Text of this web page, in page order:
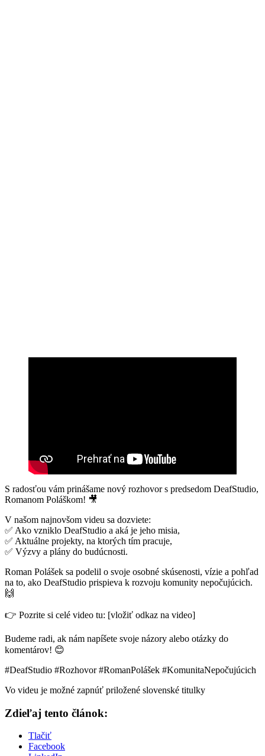
S radosťou vám prinášame nový rozhovor s predsedom DeafStudio,
Romanom Poláškom! 🎥
V našom najnovšom videu sa dozviete:
✅ Ako vzniklo DeafStudio a aká je jeho misia,
✅ Aktuálne projekty, na ktorých tím pracuje,
✅ Výzvy a plány do budúcnosti.
Roman Polášek sa podelil o svoje osobné skúsenosti, vízie a pohľad
na to, ako DeafStudio prispieva k rozvoju komunity nepočujúcich.
🙌
👉 Pozrite si celé video tu: [vložiť odkaz na video]
Budeme radi, ak nám napíšete svoje názory alebo otázky do
komentárov! 😊
#DeafStudio #Rozhovor #RomanPolášek #KomunitaNepočujúcich
Vo videu je možné zapnúť priložené slovenské titulky
Zdieľaj tento článok:
Tlačiť
Facebook